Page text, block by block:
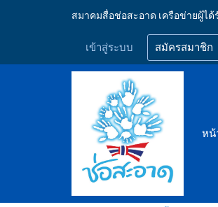
สมาคมสื่อช่อสะอาด เครือข่ายผู้ไ
เข้าสู่ระบบ สมัครสมาชิก
หน้